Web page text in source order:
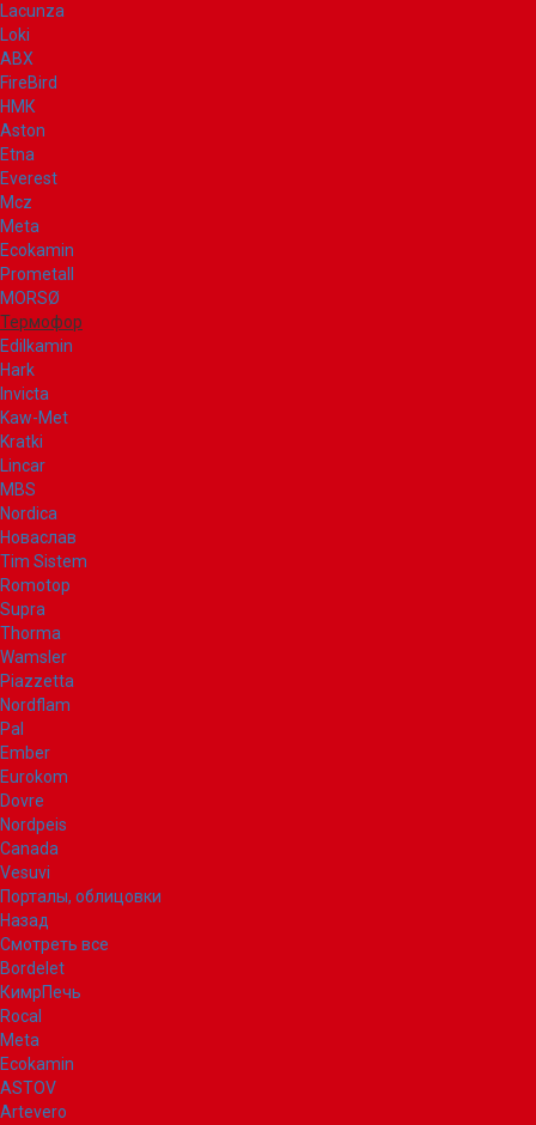
Lacunza
Loki
ABX
FireBird
НМК
Aston
Etna
Everest
Mcz
Meta
Ecokamin
Prometall
MORSØ
Термофор
Edilkamin
Hark
Invicta
Kaw-Met
Kratki
Lincar
MBS
Nordica
Новаслав
Tim Sistem
Romotop
Supra
Thorma
Wamsler
Piazzetta
Nordflam
Pal
Ember
Eurokom
Dovre
Nordpeis
Canada
Vesuvi
Порталы, облицовки
Назад
Смотреть все
Bordelet
КимрПечь
Rocal
Meta
Ecokamin
ASTOV
Artevero